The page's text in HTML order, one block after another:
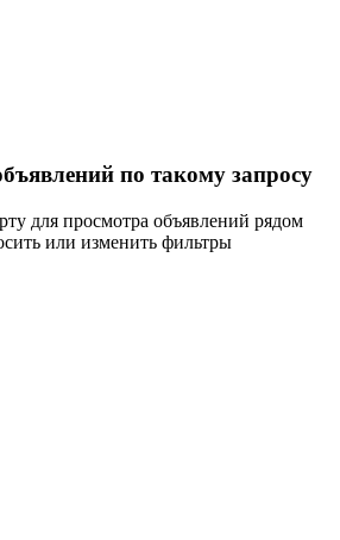
по такому запросу
для просмотра объявлений рядом
или изменить фильтры